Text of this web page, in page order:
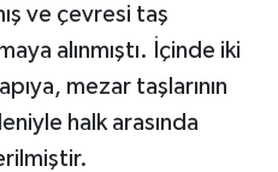
ve çevresi taş
alınmıştı. İçinde iki
mezar taşlarının
halk arasında